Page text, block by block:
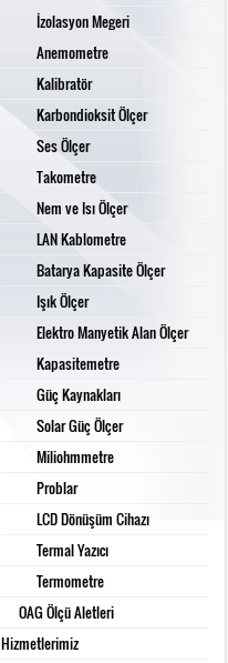
İzolasyon Megeri
Anemometre
Kalibratör
Karbondioksit Ölçer
Ses Ölçer
Takometre
Nem ve Isı Ölçer
LAN Kablometre
Batarya Kapasite Ölçer
Işık Ölçer
Elektro Manyetik Alan Ölçer
Kapasitemetre
Güç Kaynakları
Solar Güç Ölçer
Miliohmmetre
Problar
LCD Dönüşüm Cihazı
Termal Yazıcı
Termometre
OAG Ölçü Aletleri
Hizmetlerimiz